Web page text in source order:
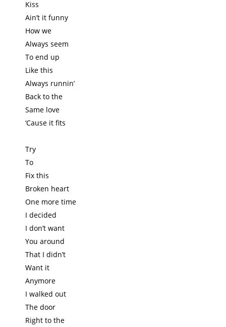
Kiss
Ain’t it funny
How we
Always seem
To end up
Like this
Always runnin’
Back to the
Same love
‘Cause it fits
Try
To
Fix this
Broken heart
One more time
I decided
I don’t want
You around
That I didn’t
Want it
Anymore
I walked out
The door
Right to the